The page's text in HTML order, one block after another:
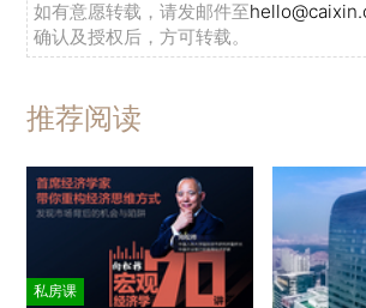
如有意愿转载，请发邮件至
确认及授权后，方可转载。
推荐阅读
私房课